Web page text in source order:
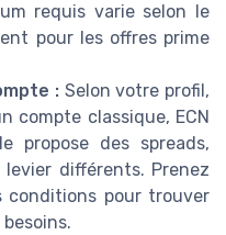
requis varie selon le
pour les offres prime
: Selon votre profil,
compte classique, ECN
propose des spreads,
différents. Prenez
conditions pour trouver